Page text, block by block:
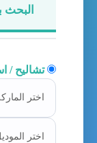
البحث
تشاليح /
اختر
اختر